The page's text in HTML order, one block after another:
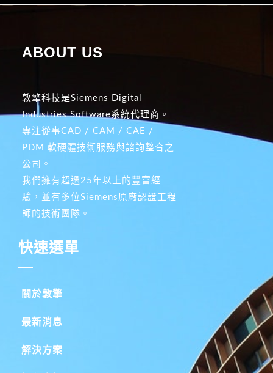
ABOUT US
敦擎科技是Siemens Digital
Industries Software系統代理商。
專注從事CAD / CAM / CAE /
PDM 軟硬體技術服務與諮詢整合之
公司。
我們擁有超過25年以上的豐富經
驗，並有多位Siemens原廠認證工程
師的技術團隊。
快速選單
關於敦擎
最新消息
解決方案